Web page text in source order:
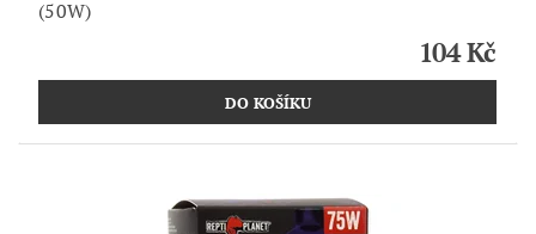
(50W)
104 Kč